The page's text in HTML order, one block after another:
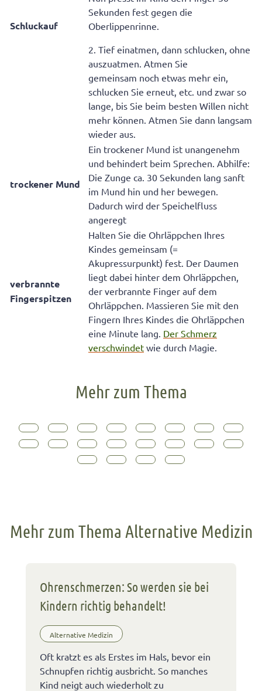
Schluckauf
Sekunden fest gegen die
Oberlippenrinne.
2. Tief einatmen, dann schlucken, ohne
auszuatmen. Atmen Sie
gemeinsam noch etwas mehr ein,
schlucken Sie erneut, etc. und zwar so
lange, bis Sie beim besten Willen nicht
mehr können. Atmen Sie dann langsam
wieder aus.
trockener Mund
Ein trockener Mund ist unangenehm
und behindert beim Sprechen. Abhilfe:
Die Zunge ca. 30 Sekunden lang sanft
im Mund hin und her bewegen.
Dadurch wird der Speichelfluss
angeregt
verbrannte
Fingerspitzen
Halten Sie die Ohrläppchen Ihres
Kindes gemeinsam (=
Akupressurpunkt) fest. Der Daumen
liegt dabei hinter dem Ohrläppchen,
der verbrannte Finger auf dem
Ohrläppchen. Massieren Sie mit den
Fingern Ihres Kindes die Ohrläppchen
eine Minute lang. Der Schmerz
verschwindet wie durch Magie.
Mehr zum Thema
Mehr zum Thema Alternative Medizin
Ohrenschmerzen: So werden sie bei
Kindern richtig behandelt!
Alternative Medizin
Oft kratzt es als Erstes im Hals, bevor ein
Schnupfen richtig ausbricht. So manches
Kind neigt auch wiederholt zu